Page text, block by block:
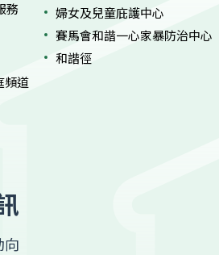
務
頻道
婦女及兒童庇護中心
賽馬會和諧一心家暴防治中心
和諧徑
向